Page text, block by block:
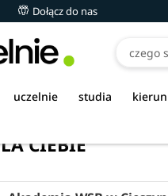
Dołącz do nas
uczelnie studia
CIEBIE